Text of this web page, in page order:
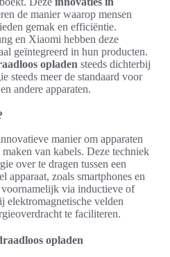
de manier waarop mensen
gemak en efficiëntie.
en Xiaomi hebben deze
geïntegreerd in hun producten.
opladen steeds dichterbij
steeds meer de standaard voor
andere apparaten.
manier om apparaten
van kabels. Deze techniek
over te dragen tussen een
apparaat, zoals smartphones en
via inductieve of
elektromagnetische velden
te faciliteren.
opladen